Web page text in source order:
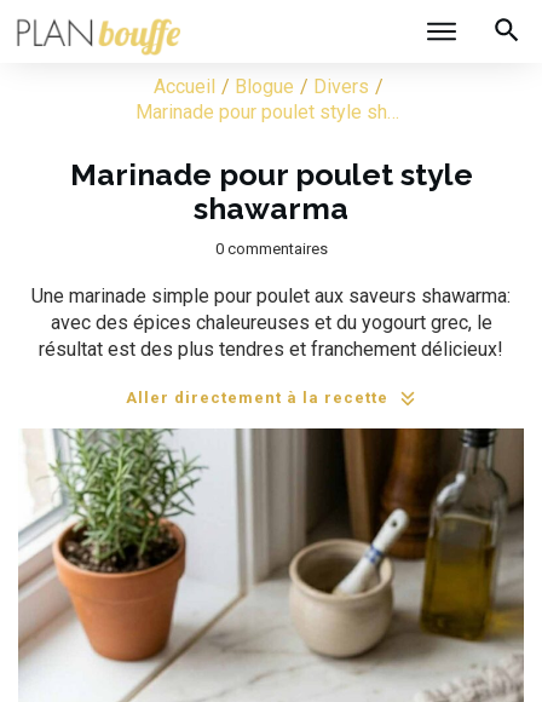
Accueil / Blogue / Divers /
Marinade pour poulet style shawarma
Marinade pour poulet style
shawarma
0 commentaires
Une marinade simple pour poulet aux saveurs shawarma:
avec des épices chaleureuses et du yogourt grec, le
résultat est des plus tendres et franchement délicieux!
Aller directement à la recette